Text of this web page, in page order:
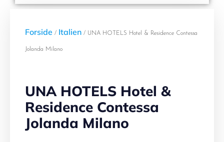
Forside / Italien / UNA HOTELS Hotel & Residence Contessa
Jolanda Milano
UNA HOTELS Hotel &
Residence Contessa
Jolanda Milano